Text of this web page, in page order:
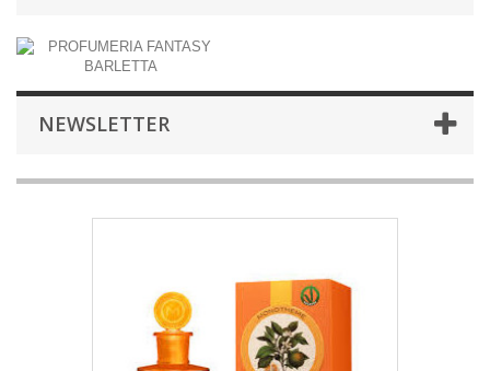
NEWSLETTER